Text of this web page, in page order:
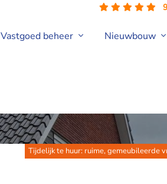
Vastgoed beheer Nieuwbouw
Tijdelijk te huur: ruime, gemeubileerde